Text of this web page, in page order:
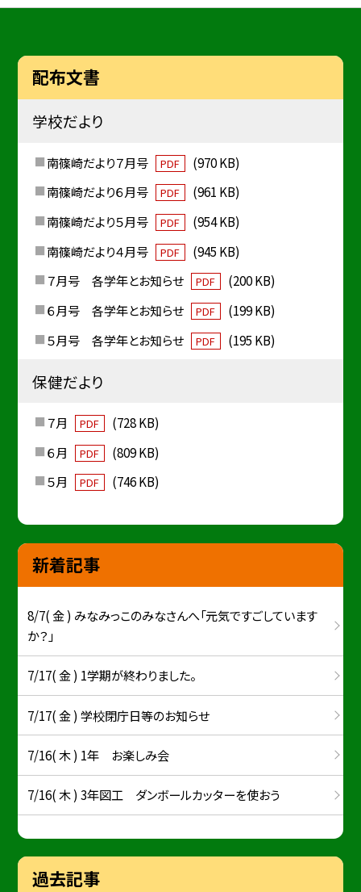
配布文書
学校だより
南篠崎だより７月号 PDF
(970 KB)
南篠崎だより６月号
PDF
(961 KB)
南篠崎だより５月号
PDF
(954 KB)
南篠崎だより４月号
PDF
(945 KB)
７月号 各学年とお知らせ
PDF
(200 KB)
６月号 各学年とお知らせ
PDF
(199 KB)
５月号 各学年とお知らせ
PDF (195 KB)
保健だより
７月 PDF
(728 KB)
６月
PDF
(809 KB)
５月
PDF (746 KB)
新着記事
8/7( 金 ) みなみっこのみなさんへ「元気ですごしています
か？」
7/17( 金 ) 1学期が終わりました。
7/17( 金 ) 学校閉庁日等のお知らせ
7/16( 木 ) 1年 お楽しみ会
7/16( 木 ) 3年図工 ダンボールカッターを使おう
過去記事